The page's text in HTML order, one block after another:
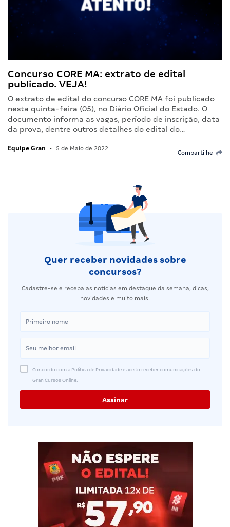
Concurso CORE MA: extrato de edital
publicado. VEJA!
O extrato de edital do concurso CORE MA foi publicado
nesta quinta-feira (05), no Diário Oficial do Estado. O
documento informa as vagas, período de inscrição, data
da prova, dentre outros detalhes do edital do…
Equipe Gran • 5 de Maio de 2022
Compartilhe
Quer receber novidades sobre
concursos?
Cadastre-se e receba as notícias em destaque da semana, dicas,
novidades e muito mais.
Concordo com a Política de Privacidade e aceito receber comunicações do
Gran Cursos Online.